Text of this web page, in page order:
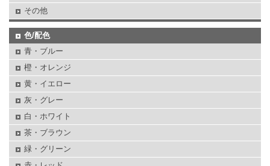
その他
色/配色
青・ブルー
橙・オレンジ
黄・イエロー
灰・グレー
白・ホワイト
茶・ブラウン
緑・グリーン